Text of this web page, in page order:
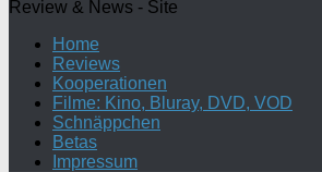
Review & News - Site
Home
Reviews
Kooperationen
Filme: Kino, Bluray, DVD, VOD
Schnäppchen
Betas
Impressum